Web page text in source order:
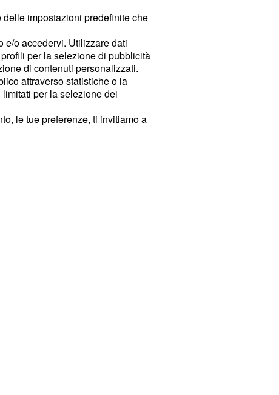
impostazioni predefinite che
e/o accedervi. Utilizzare dati
per la selezione di pubblicità
di contenuti personalizzati.
attraverso statistiche o la
per la selezione dei
le tue preferenze, ti invitiamo a